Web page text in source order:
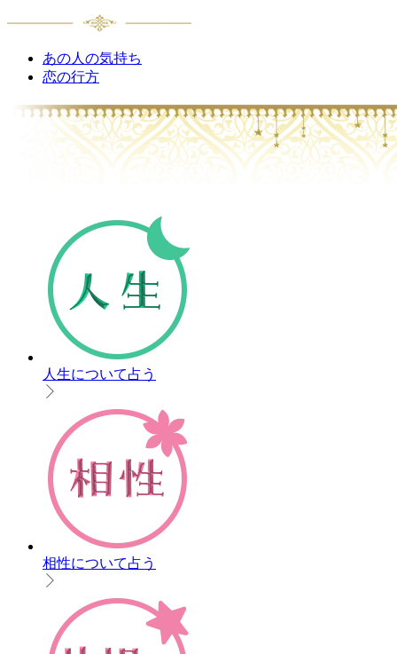
あの人の気持ち
恋の行方
人生について占う
相性について占う